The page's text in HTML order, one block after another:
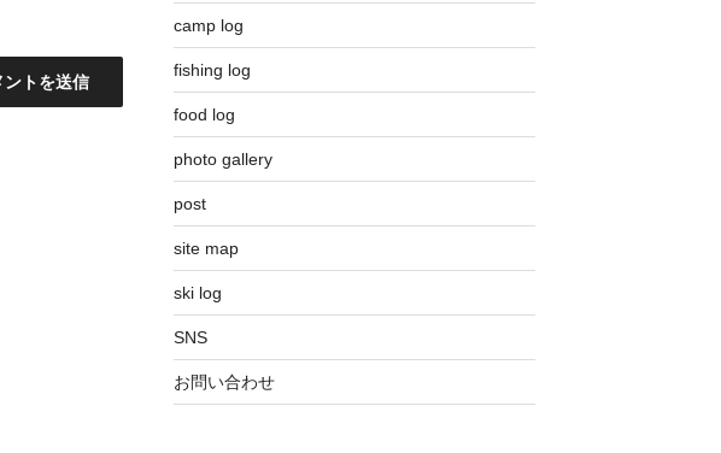
camp log
fishing log
food log
photo gallery
post
site map
ski log
SNS
お問い合わせ